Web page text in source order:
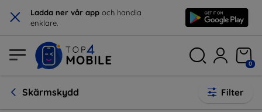
× Ladda ner vår app och handla
enklare.
0
Skärmskydd Filter